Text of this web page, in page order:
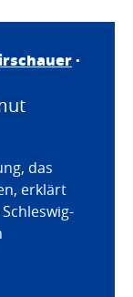
·
das
erklärt